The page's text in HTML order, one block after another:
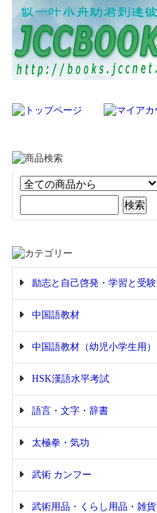
励志と自己啓発・学習と受験
中国語教材
中国語教材（幼児小学生用）
HSK漢語水平考試
語言・文字・辞書
太極拳・気功
武術 カンフー
武術用品・くらし用品・雑貨